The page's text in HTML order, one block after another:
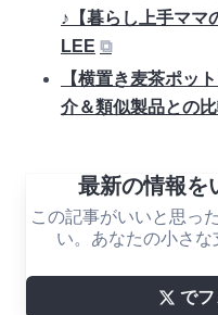
♪【暮らし上手ママ
LEE ⧉
【横置き麦茶ポッ
介＆類似製品との
最新の情報を
この記事がいいと思っ
い。あなたの小さな
でフ